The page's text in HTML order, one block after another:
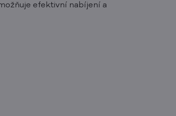
efektivní nabíjení a